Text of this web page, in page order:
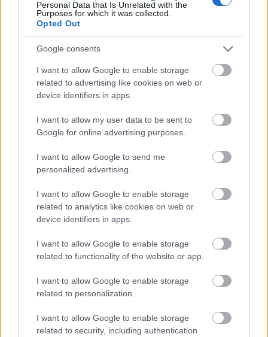
Personal Data that Is Unrelated with the
Purposes for which it was collected.
Opted Out
Google consents
I want to allow Google to enable storage
related to advertising like cookies on web or
device identifiers in apps.
I want to allow my user data to be sent to
Google for online advertising purposes.
I want to allow Google to send me
personalized advertising.
I want to allow Google to enable storage
related to analytics like cookies on web or
device identifiers in apps.
I want to allow Google to enable storage
related to functionality of the website or app.
I want to allow Google to enable storage
related to personalization.
I want to allow Google to enable storage
related to security, including authentication
workshop-ot szerveztem Bennek több táncost is
invitálva a műhelymunkára, hogy jobban
megismerjük egymást, és hogy kiderüljön megvan-e
a közös munka alapfeltétele: a kölcsönös szimpátia.
Az egy hónapos műhelymunka után kezdtünk el
hárman, Varga Zsolttal kiegészülve, az előadás
létrehozásával foglalkozni. Kíváncsi voltam, hogyan
sikerül majd a kelet-európai mentalitást és az attól
A közös téma és a produkció vezérvonala végül a
meditáció lett.